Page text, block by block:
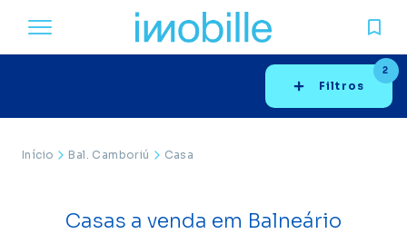
2
Filtros
Início Bal. Camboriú Casa
Casas a venda em Balneário